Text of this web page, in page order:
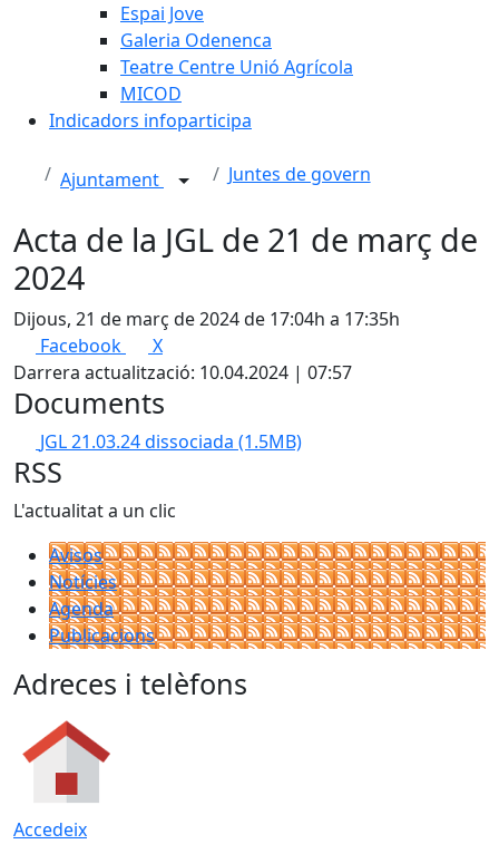
Espai Jove
Galeria Odenenca
Teatre Centre Unió Agrícola
MICOD
Indicadors infoparticipa
Ajuntament Juntes de govern
Acta de la JGL de 21 de març de
2024
Dijous, 21 de març de 2024 de 17:04h a 17:35h
Facebook
X
Darrera actualització: 10.04.2024 | 07:57
Documents
JGL 21.03.24 dissociada (1.5MB)
RSS
L'actualitat a un clic
Avisos
Notícies
Agenda
Publicacions
Adreces i telèfons
Accedeix